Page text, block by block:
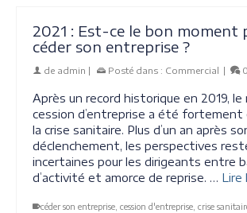
2021 : Est-ce le bon moment
céder son entreprise ?
de admin | Posté dans : Commercial | 0
Après un record historique en 2019, le
cession d’entreprise a été fortement
la crise sanitaire. Plus d’un an après
déclenchement, les perspectives
incertaines pour les dirigeants entre
d’activité et amorce de reprise. … Lire
céder son entreprise cession d'entreprise crise